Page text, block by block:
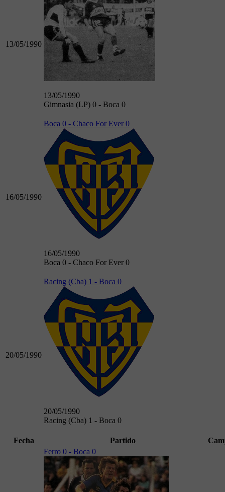
13/05/1990
13/05/1990
Gimnasia (LP) 0 - Boca 0
16/05/1990
Boca 0 - Chaco For Ever 0
16/05/1990
Boca 0 - Chaco For Ever 0
20/05/1990
Racing (Cba) 1 - Boca 0
20/05/1990
Racing (Cba) 1 - Boca 0
Fecha Partido
Ferro 0 - Boca 0